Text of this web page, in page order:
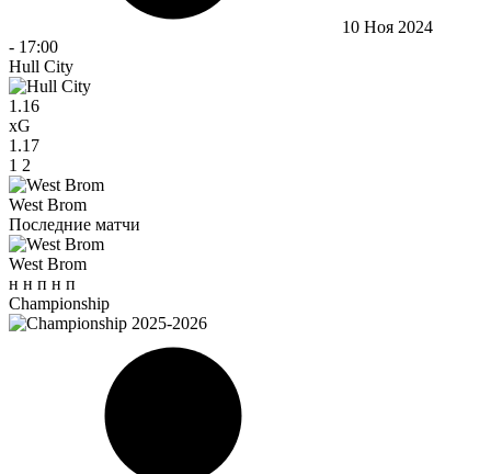
10 Ноя 2024
- 17:00
Hull City
1.16
xG
1.17
1 2
West Brom
Последние матчи
West Brom
н н п н п
Championship